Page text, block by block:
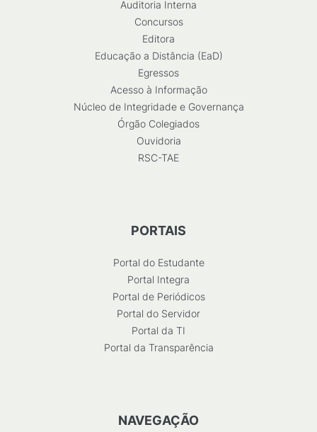
Auditoria Interna
Concursos
Editora
Educação a Distância (EaD)
Egressos
Acesso à Informação
Núcleo de Integridade e Governança
Órgão Colegiados
Ouvidoria
RSC-TAE
PORTAIS
Portal do Estudante
Portal Integra
Portal de Periódicos
Portal do Servidor
Portal da TI
Portal da Transparência
NAVEGAÇÃO